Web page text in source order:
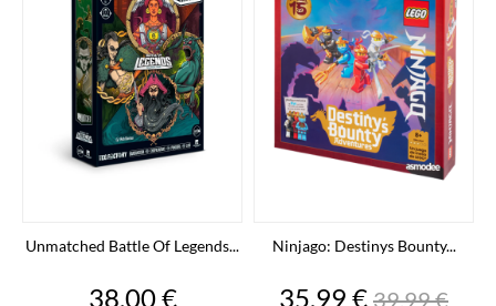
Unmatched Battle Of Legends...
Precio
38,00 €
Ninjago: Destinys Bounty...
Precio
35,99 €Precio
39,99 €